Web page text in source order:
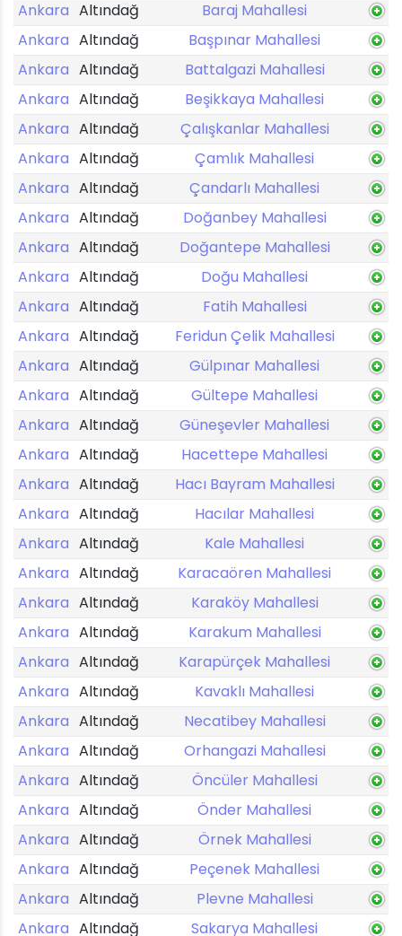
Ankara Altındağ
Baraj Mahallesi
Ankara Altındağ
Başpınar Mahallesi
Ankara Altındağ
Battalgazi Mahallesi
Ankara Altındağ
Beşikkaya Mahallesi
Ankara Altındağ
Çalışkanlar Mahallesi
Ankara Altındağ
Çamlık Mahallesi
Ankara Altındağ
Çandarlı Mahallesi
Ankara Altındağ
Doğanbey Mahallesi
Ankara Altındağ
Doğantepe Mahallesi
Ankara Altındağ
Doğu Mahallesi
Ankara Altındağ
Fatih Mahallesi
Ankara Altındağ
Feridun Çelik Mahallesi
Ankara Altındağ
Gülpınar Mahallesi
Ankara Altındağ
Gültepe Mahallesi
Ankara Altındağ
Güneşevler Mahallesi
Ankara Altındağ
Hacettepe Mahallesi
Ankara Altındağ
Hacı Bayram Mahallesi
Ankara Altındağ
Hacılar Mahallesi
Ankara Altındağ
Kale Mahallesi
Ankara Altındağ
Karacaören Mahallesi
Ankara Altındağ
Karaköy Mahallesi
Ankara Altındağ
Karakum Mahallesi
Ankara Altındağ
Karapürçek Mahallesi
Ankara Altındağ
Kavaklı Mahallesi
Ankara Altındağ
Necatibey Mahallesi
Ankara Altındağ
Orhangazi Mahallesi
Ankara Altındağ
Öncüler Mahallesi
Ankara Altındağ
Önder Mahallesi
Ankara Altındağ
Örnek Mahallesi
Ankara Altındağ
Peçenek Mahallesi
Ankara Altındağ
Plevne Mahallesi
Ankara Altındağ Sakarya Mahallesi